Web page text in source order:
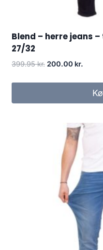
Blend – herre jeans
27/32
399.95kr. Original
200.00 kr.